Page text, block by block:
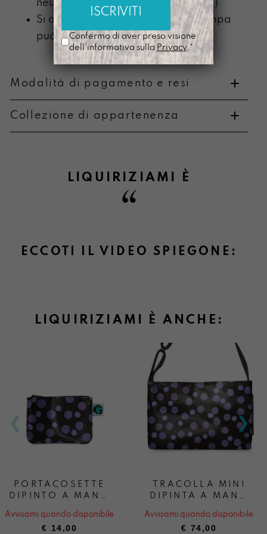
neutro (senza componente alcolica)
Si ammorbidisce con l’uso e la stampa
può scolorire
Modalità di pagamento e resi
Collezione di appartenenza
LIQUIRIZIAMI È
ECCOTI IL VIDEO SPIEGONE:
LIQUIRIZIAMI È ANCHE:
PORTACOSETTE
DIPINTO A MANO
Avvisami quando disponibile
€ 14,00
TRACOLLA MINI
DIPINTA A MANO
Avvisami quando disponibile
€ 74,00
Confermo di aver preso visione
dell'informativa sulla Privacy.*